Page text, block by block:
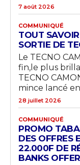
7 août 2026
COMMUNIQUÉ
TOUT
SORTIE DE
Le TECNO
fin,le plus
TECNO
mince lancé
28 juillet 2026
COMMUNIQUÉ
PROMO
DES OFFRES
22.000F DE
BANKS